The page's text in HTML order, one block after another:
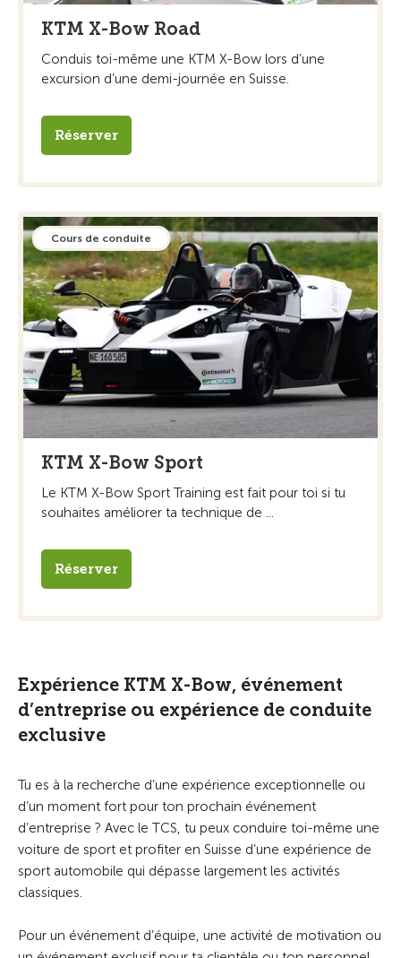
KTM X-Bow Road
Conduis toi-même une KTM X-Bow lors d’une
excursion d’une demi-journée en Suisse.
Réserver
Cours de conduite
KTM X-Bow Sport
Le KTM X-Bow Sport Training est fait pour toi si tu
souhaites améliorer ta technique de ...
Réserver
Expérience KTM X-Bow, événement
d’entreprise ou expérience de conduite
exclusive
Tu es à la recherche d’une expérience exceptionnelle ou
d’un moment fort pour ton prochain événement
d’entreprise ? Avec le TCS, tu peux conduire toi-même une
voiture de sport et profiter en Suisse d’une expérience de
sport automobile qui dépasse largement les activités
classiques.
Pour un événement d’équipe, une activité de motivation ou